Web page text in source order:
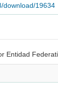
download/19634
Entidad